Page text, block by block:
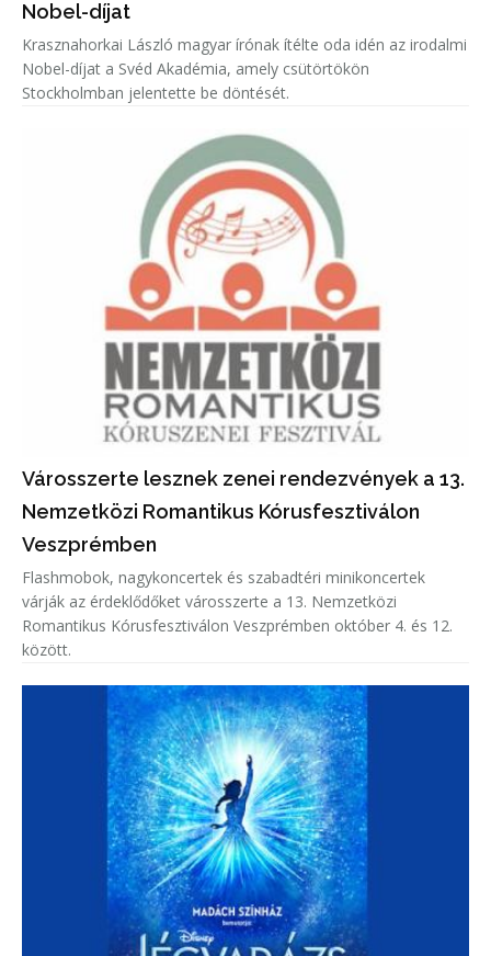
Nobel-díjat
Krasznahorkai László magyar írónak ítélte oda idén az irodalmi
Nobel-díjat a Svéd Akadémia, amely csütörtökön
Stockholmban jelentette be döntését.
Városszerte lesznek zenei rendezvények a 13.
Nemzetközi Romantikus Kórusfesztiválon
Veszprémben
Flashmobok, nagykoncertek és szabadtéri minikoncertek
várják az érdeklődőket városszerte a 13. Nemzetközi
Romantikus Kórusfesztiválon Veszprémben október 4. és 12.
között.